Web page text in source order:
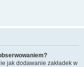
jak dodawanie zakładek w